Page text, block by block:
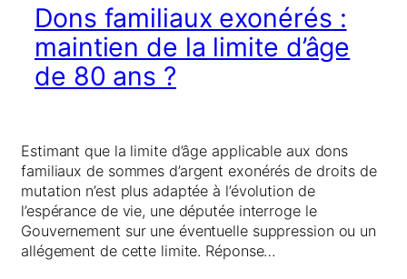
Dons familiaux exonérés :
maintien de la limite d’âge
de 80 ans ?
Estimant que la limite d’âge applicable aux dons
familiaux de sommes d’argent exonérés de droits de
mutation n’est plus adaptée à l’évolution de
l’espérance de vie, une députée interroge le
Gouvernement sur une éventuelle suppression ou un
allégement de cette limite. Réponse…